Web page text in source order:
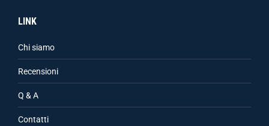
LINK
Chi siamo
Recensioni
Q & A
Contatti